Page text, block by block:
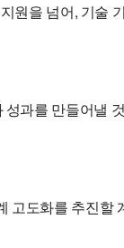
을 넘어, 기술
과를 만들어낼
고도화를 추진할